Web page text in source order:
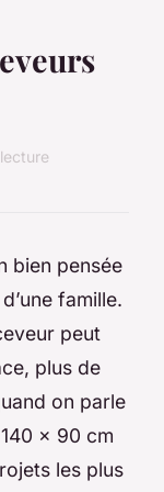
bien pensée
famille.
peut
plus de
on parle
x 90 cm
les plus